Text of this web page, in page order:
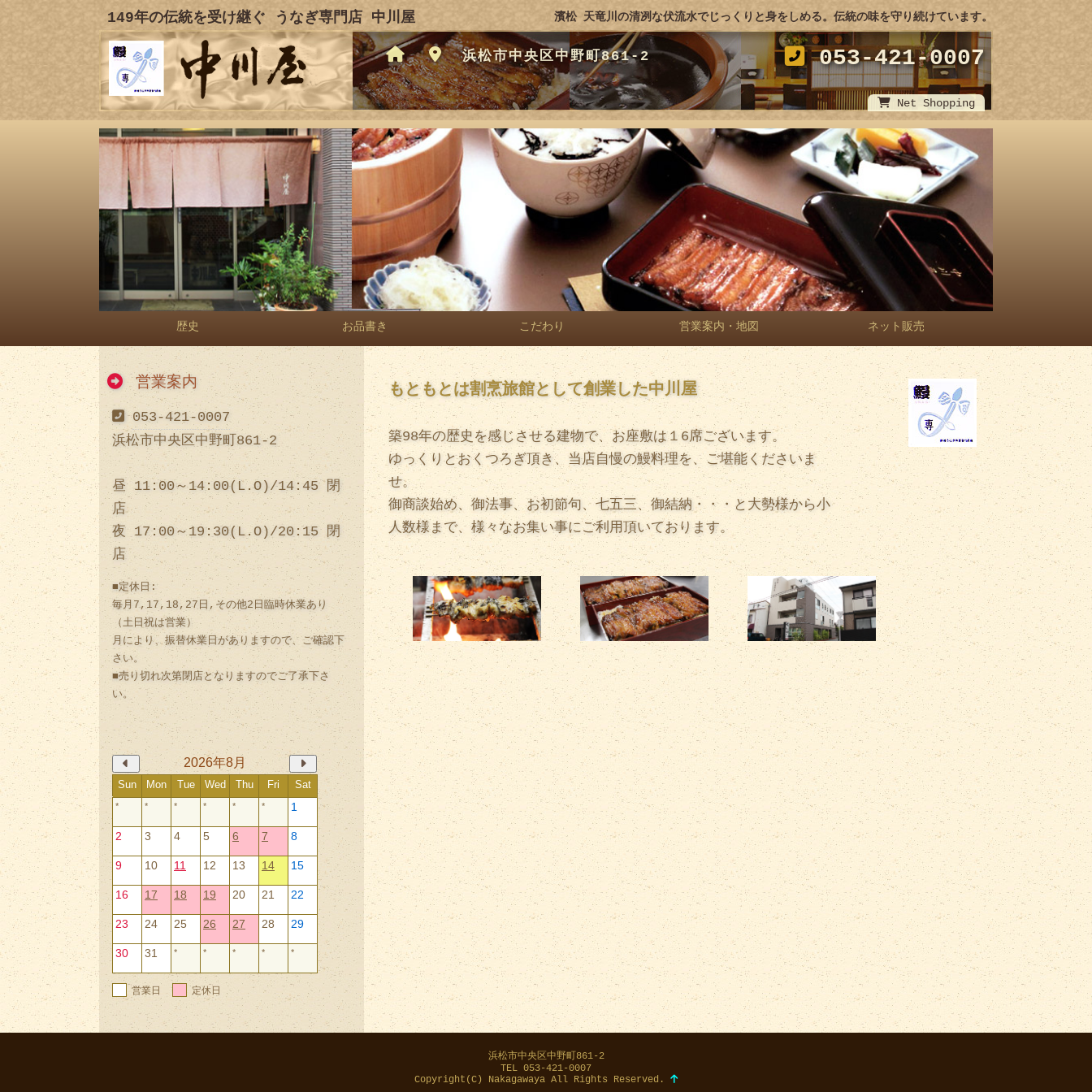
149年の伝統を受け継ぐ うなぎ専門店 中川屋 濱松 天竜川の清冽な伏流水でじっくりと身をしめる。伝統の味を守り続けています。
浜松市中央区中野町861-2 053-421-0007
Net Shopping
歴史 お品書き こだわり 営業案内・地図 ネット販売
営業案内
053-421-0007
浜松市中央区中野町861-2
昼 11:00～14:00(L.O)/14:45 閉
店
夜 17:00～19:30(L.O)/20:15 閉
店
■定休日:
毎月7,17,18,27日,その他2日臨時休業あり
（土日祝は営業）
月により、振替休業日がありますので、ご確認下
さい。
■売り切れ次第閉店となりますのでご了承下さ
い。
もともとは割烹旅館として創業した中川屋
築98年の歴史を感じさせる建物で、お座敷は１6席ございます。
ゆっくりとおくつろぎ頂き、当店自慢の鰻料理を、ご堪能くださいま
せ。
御商談始め、御法事、お初節句、七五三、御結納・・・と大勢様から小
人数様まで、様々なお集い事にご利用頂いております。
浜松市中央区中野町861-2
TEL 053-421-0007
Copyright(C) Nakagawaya All Rights Reserved.